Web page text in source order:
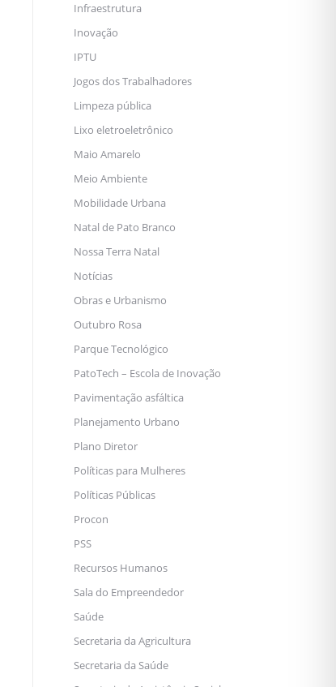
Infraestrutura
Inovação
IPTU
Jogos dos Trabalhadores
Limpeza pública
Lixo eletroeletrônico
Maio Amarelo
Meio Ambiente
Mobilidade Urbana
Natal de Pato Branco
Nossa Terra Natal
Notícias
Obras e Urbanismo
Outubro Rosa
Parque Tecnológico
PatoTech – Escola de Inovação
Pavimentação asfáltica
Planejamento Urbano
Plano Diretor
Políticas para Mulheres
Políticas Públicas
Procon
PSS
Recursos Humanos
Sala do Empreendedor
Saúde
Secretaria da Agricultura
Secretaria da Saúde